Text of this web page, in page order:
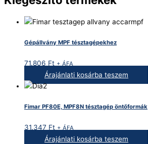
Gépállvány MPF tésztagépekhez
71.806 Ft + ÁFA
Árajánlati kosárba teszem
Fimar PF80E, MPF8N tésztagép öntőformák
31.347 Ft + ÁFA
Árajánlati kosárba teszem